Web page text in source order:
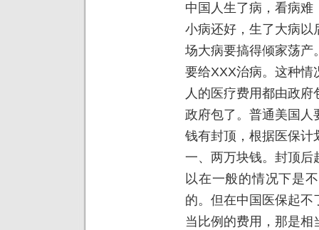
中国人生了病，看病
小病还好，生了大病以
场大病要搞得倾家荡产
要给XXX治病。这种情
人的医疗费用都由政
政府包了。普通美国人
钱有封顶，根据医保计
一、两万块钱。封顶后
以在一般的情况下是
的。但在中国医保起
当比例的费用，那是